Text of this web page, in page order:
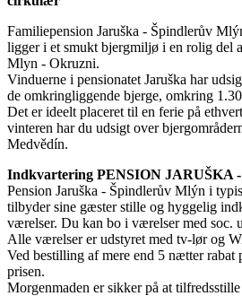
Familiepension Jaruška - Špindlerův
ligger i et smukt bjergmiljø i en rolig del
Mlyn - Okruzni.
Vinduerne i pensionatet Jaruška har
de omkringliggende bjerge, omkring
Det er ideelt placeret til en ferie på
vinteren har du udsigt over
Medvědín.
Indkvartering PENSION JARUŠKA
Pension Jaruška - Špindlerův Mlýn i
tilbyder sine gæster stille og hyggelig
værelser. Du kan bo i værelser med soc.
Alle værelser er udstyret med tv-lør og
Ved bestilling af mere end 5 nætter rabat
prisen.
Morgenmaden er sikker på at